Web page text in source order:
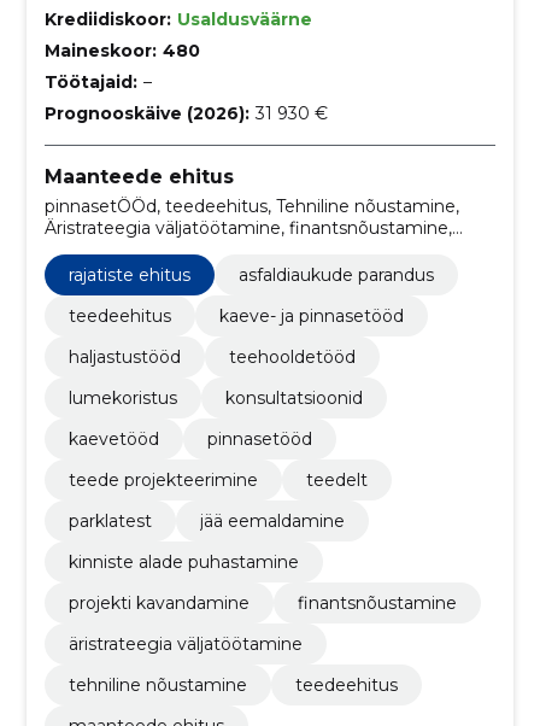
Krediidiskoor: Usaldusväärne
Maineskoor: 480
Töötajaid: –
Prognooskäive (2026): 31 930 €
Maanteede ehitus
pinnasetÖÖd, teedeehitus, Tehniline nõustamine,
Äristrateegia väljatöötamine, finantsnõustamine,
eemaldamine, parklatest, teedelt
rajatiste ehitus
asfaldiaukude parandus
teedeehitus
kaeve- ja pinnasetööd
haljastustööd
teehooldetööd
lumekoristus
konsultatsioonid
kaevetööd
pinnasetööd
teede projekteerimine
teedelt
parklatest
jää eemaldamine
kinniste alade puhastamine
projekti kavandamine
finantsnõustamine
äristrateegia väljatöötamine
tehniline nõustamine
teedeehitus